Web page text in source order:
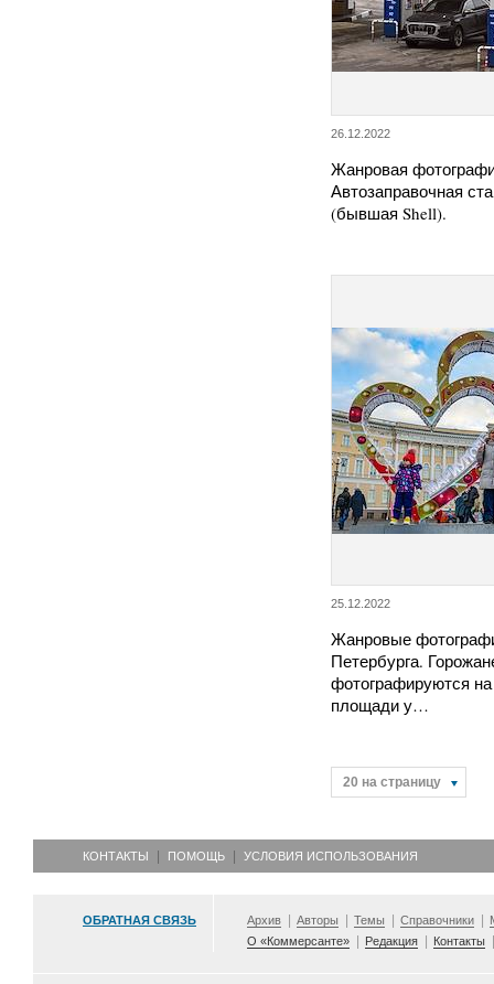
26.12.2022
Жанровая
Автозаправочная
(бывшая Shell).
25.12.2022
Жанровые
Петербурга.
фотографируются
площади у…
20 на страницу
КОНТАКТЫ ПОМОЩЬ УСЛОВИЯ ИСПОЛЬЗОВАНИЯ
ОБРАТНАЯ СВЯЗЬ Архив Авторы Темы Справочники
О «Коммерсанте»
Редакция Контакты